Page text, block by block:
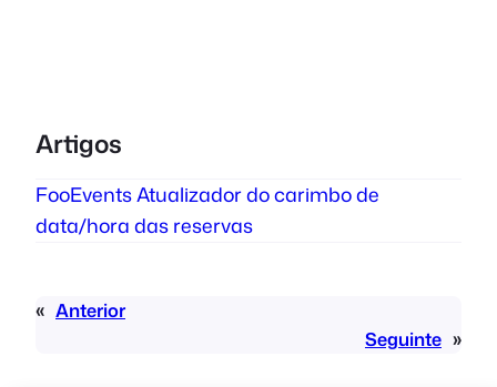
Artigos
FooEvents Atualizador do carimbo de
data/hora das reservas
« Anterior
Seguinte »